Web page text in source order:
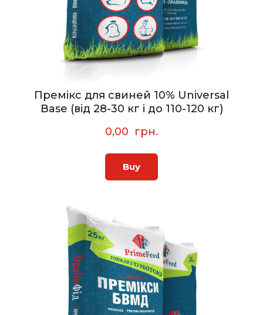
Премікс для свиней 10% Universal
Base (від 28-30 кг і до 110-120 кг)
0,00  грн.
Buy